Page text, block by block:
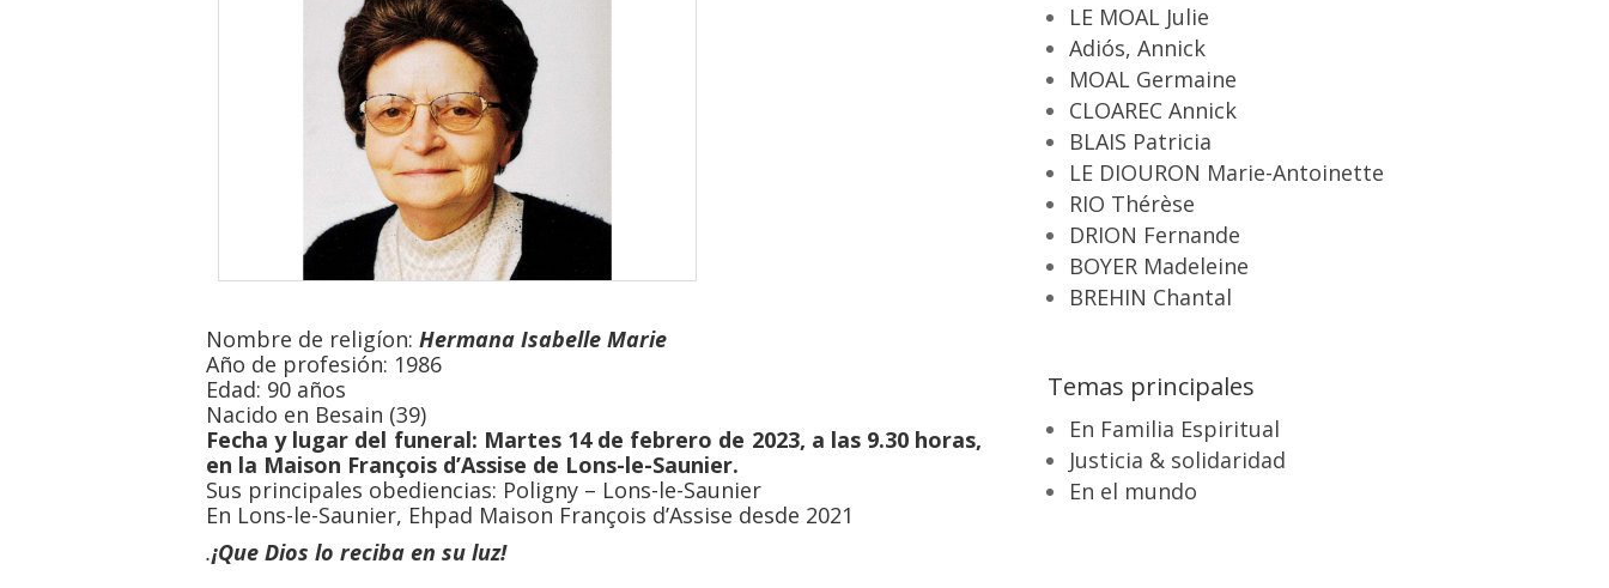
Nombre de religíon: Hermana Isabelle Marie
Año de profesión: 1986
Edad: 90 años
Nacido en Besain (39)
Fecha y lugar del funeral: Martes 14 de febrero de 2023, a las 9.30 horas,
en la Maison François d’Assise de Lons-le-Saunier.
Sus principales obediencias: Poligny – Lons-le-Saunier
En Lons-le-Saunier, Ehpad Maison François d’Assise desde 2021
.¡Que Dios lo reciba en su luz!
LE MOAL Julie
Adiós, Annick
MOAL Germaine
CLOAREC Annick
BLAIS Patricia
LE DIOURON Marie-Antoinette
RIO Thérèse
DRION Fernande
BOYER Madeleine
BREHIN Chantal
Temas principales
En Familia Espiritual
Justicia & solidaridad
En el mundo